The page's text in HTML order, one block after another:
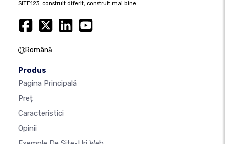
SITE123: construit diferit, construit mai bine.
Română
Produs
Pagina Principală
Preț
Caracteristici
Opinii